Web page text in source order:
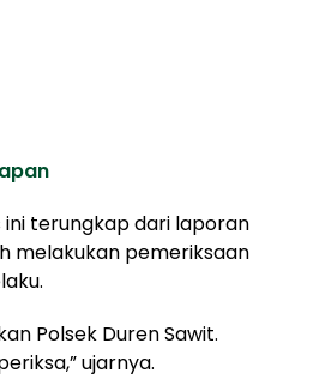
ini terungkap dari laporan
melakukan pemeriksaan
Polsek Duren Sawit.
ujarnya.